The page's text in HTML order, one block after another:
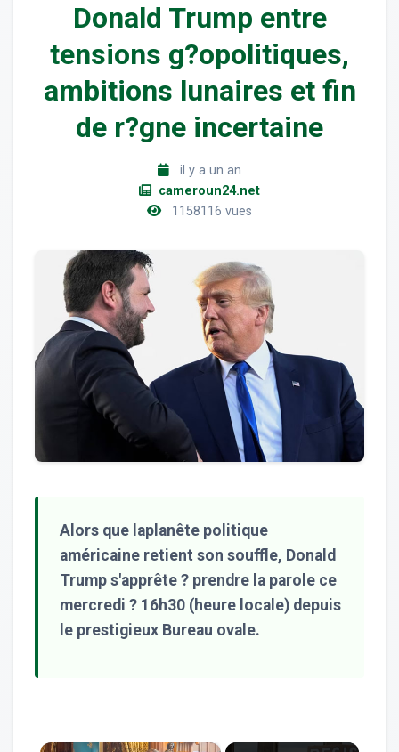
Donald Trump entre
tensions g?opolitiques,
ambitions lunaires et fin
de r?gne incertaine
il y a un an
cameroun24.net
1158116 vues
Alors que laplanête politique
américaine retient son souffle, Donald
Trump s'apprête ? prendre la parole ce
mercredi ? 16h30 (heure locale) depuis
le prestigieux Bureau ovale.
×